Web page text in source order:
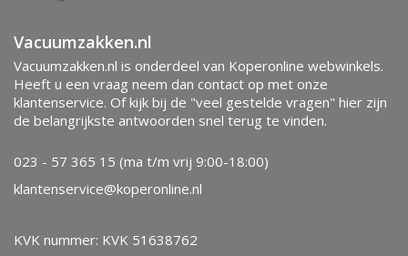
Vacuumzakken.nl
Vacuumzakken.nl is onderdeel van Koperonline webwinkels.
Heeft u een vraag neem dan contact op met onze
klantenservice. Of kijk bij de "veel gestelde vragen" hier zijn
de belangrijkste antwoorden snel terug te vinden.
023 - 57 365 15 (ma t/m vrij 9:00-18:00)
klantenservice@koperonline.nl
KVK nummer: KVK 51638762